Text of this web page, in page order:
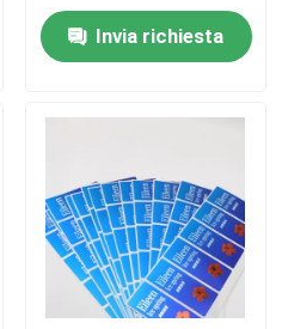
adesiva smontabile
Invia richiesta